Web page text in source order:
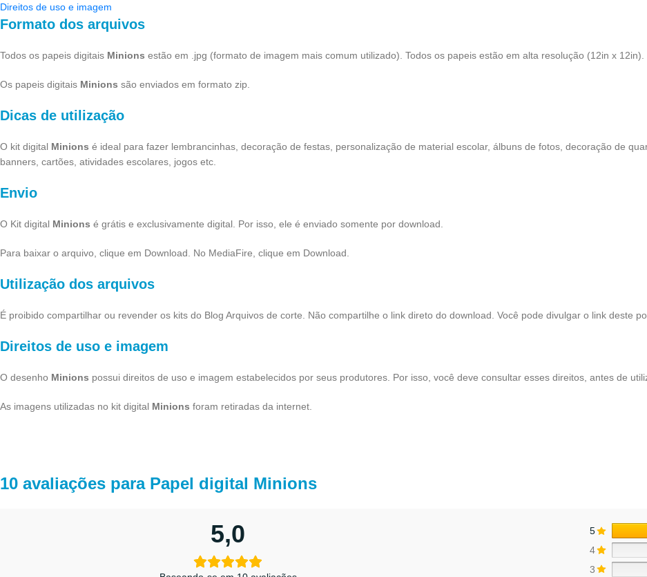
Direitos de uso e imagem
Formato dos arquivos
Todos os papeis digitais Minions estão em .jpg (formato de imagem mais comum utilizado). Todos os papeis estão em alta resolução (12in x 12in).
Os papeis digitais Minions são enviados em formato zip.
Dicas de utilização
O kit digital Minions é ideal para fazer lembrancinhas, decoração de festas, personalização de material escolar, álbuns de fotos, decoração de
banners, cartões, atividades escolares, jogos etc.
Envio
O Kit digital Minions é grátis e exclusivamente digital. Por isso, ele é enviado somente por download.
Para baixar o arquivo, clique em Download. No MediaFire, clique em Download.
Utilização dos arquivos
É proibido compartilhar ou revender os kits do Blog Arquivos de corte. Não compartilhe o link direto do download. Você pode divulgar o link deste
Direitos de uso e imagem
O desenho Minions possui direitos de uso e imagem estabelecidos por seus produtores. Por isso, você deve consultar esses direitos, antes de
As imagens utilizadas no kit digital Minions foram retiradas da internet.
10 avaliações para Papel digital Minions
5,0 5
4
3